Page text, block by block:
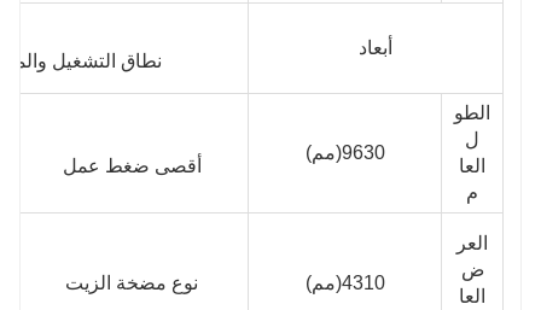
أبعاد
نطاق التشغيل
الطو
ل
العا
م
9630(مم)
أقصى ضغط عمل
العر
ض
العا
4310(مم)
نوع مضخة الزيت